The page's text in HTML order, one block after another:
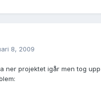
8, 2009
ner projektet igår men tog